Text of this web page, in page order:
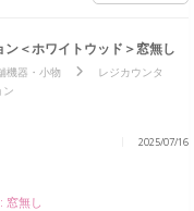
＜ホワイトウッド＞窓無し
機器・小物
レジカウンタ
ン
2025/07/16
窓無し